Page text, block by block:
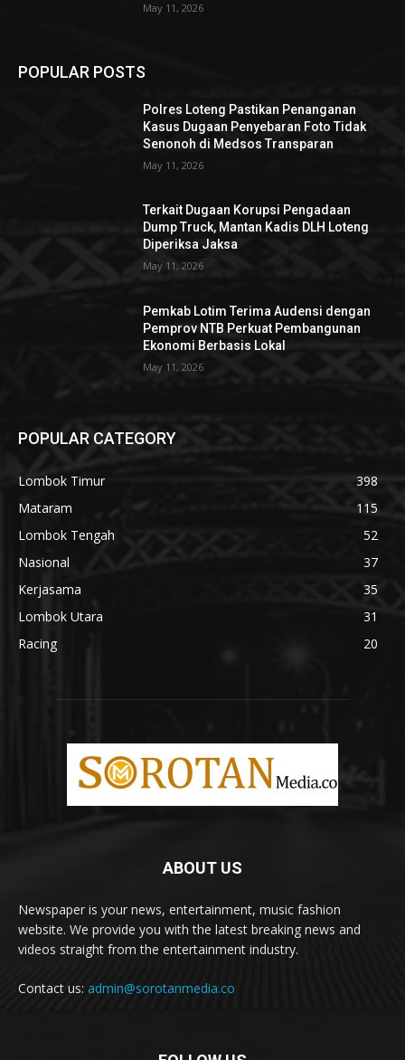
May 11, 2026
POPULAR POSTS
Polres Loteng Pastikan Penanganan
Kasus Dugaan Penyebaran Foto Tidak
Senonoh di Medsos Transparan
May 11, 2026
Terkait Dugaan Korupsi Pengadaan
Dump Truck, Mantan Kadis DLH Loteng
Diperiksa Jaksa
May 11, 2026
Pemkab Lotim Terima Audensi dengan
Pemprov NTB Perkuat Pembangunan
Ekonomi Berbasis Lokal
May 11, 2026
POPULAR CATEGORY
Lombok Timur
398
Mataram
115
Lombok Tengah
52
Nasional
37
Kerjasama
35
Lombok Utara
31
Racing
20
ABOUT US
Newspaper is your news, entertainment, music fashion
website. We provide you with the latest breaking news and
videos straight from the entertainment industry.
Contact us: admin@sorotanmedia.co